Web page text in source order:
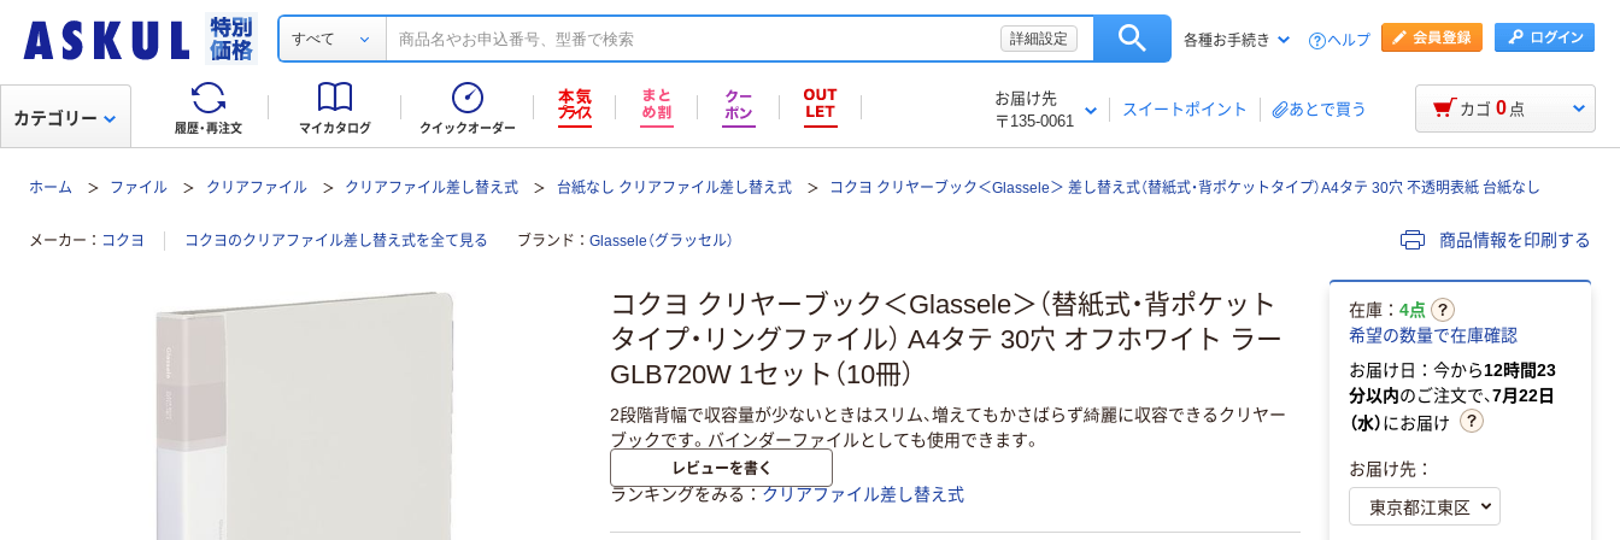
すべて 詳細設定 各種お手続き ヘルプ
履歴・再注文 マイカタログ クイックオーダー
お届け先
〒135-0061
スイートポイント あとで買う
カテゴリー カゴ 0 点
ホーム ファイル クリアファイル クリアファイル差し替え式 台紙なし クリアファイル差し替え式 コクヨ クリヤーブック＜Glassele＞ 差し替え式（替紙式・背ポケットタイプ）A4タテ 30穴 不透明表紙 台紙なし
メーカー コクヨ コクヨのクリアファイル差し替え式を全て見る ブランド Glassele（グラッセル） 商品情報を印刷する
コクヨ クリヤーブック＜Glassele＞（替紙式・背ポケット
タイプ・リングファイル） A4タテ 30穴 オフホワイト ラー
GLB720W 1セット（10冊）
2段階背幅で収容量が少ないときはスリム、増えてもかさばらず綺麗に収容できるクリヤー
ブックです。バインダーファイルとしても使用できます。
レビューを書く
ランキングをみる クリアファイル差し替え式
在庫： 4点
希望の数量で在庫確認
お届け日：今から12時間23
分以内のご注文で、7月22日
（水）にお届け
お届け先：